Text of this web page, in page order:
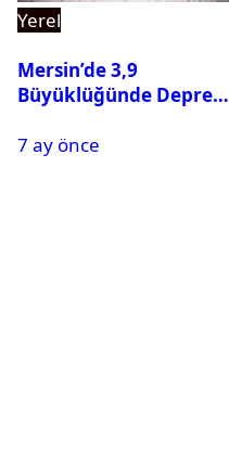
Yerel
Mersin’de 3,9
Büyüklüğünde Deprem
7 ay önce